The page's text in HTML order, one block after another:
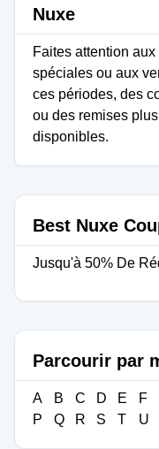
Nuxe
Faites attention
spéciales ou aux
ces périodes, des
ou des remises
disponibles.
Best Nuxe
Jusqu'à 50% De
Parcourir par
A B C D E F
P
Q R S T U